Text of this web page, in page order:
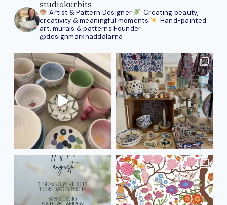
studiokurbits
Artist & Pattern Designer
Creating beauty,
creativity & meaningful moments
Hand-painted
art, murals & patterns Founder
@designmarknaddalarna